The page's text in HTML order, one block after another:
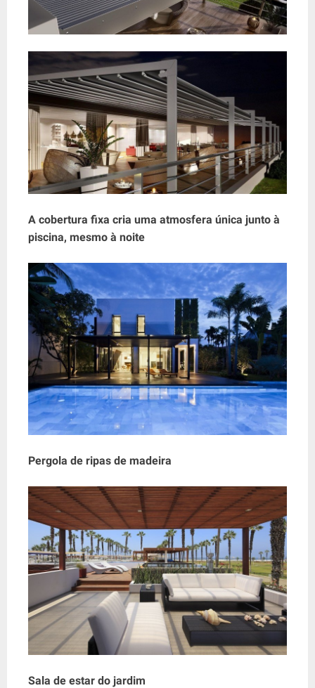
A cobertura fixa cria uma atmosfera única junto à
piscina, mesmo à noite
Pergola de ripas de madeira
Sala de estar do jardim